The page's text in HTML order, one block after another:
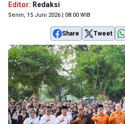
Editor: Redaksi
Senin, 15 Juni 2026 | 08:00 WIB
Share Tweet